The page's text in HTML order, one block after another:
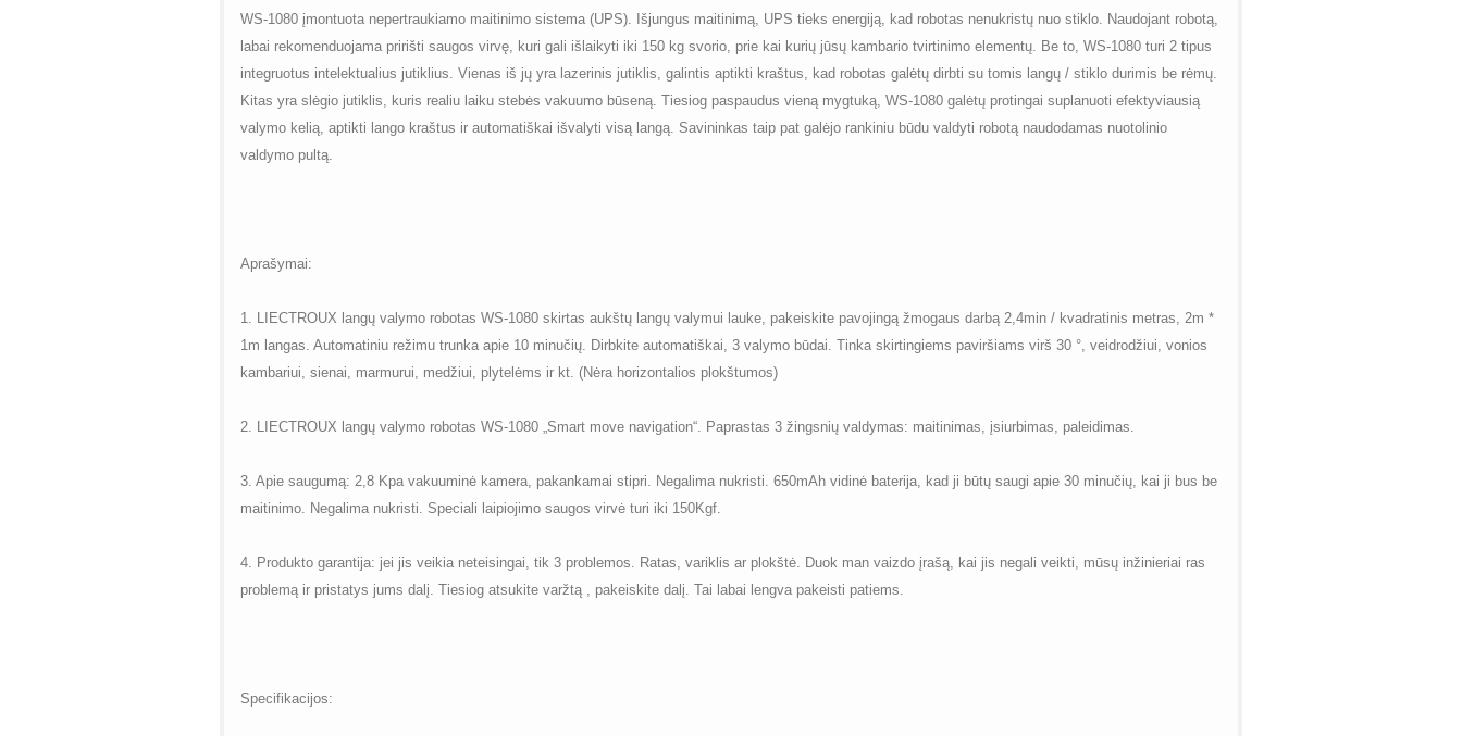
WS-1080 įmontuota nepertraukiamo maitinimo sistema (UPS). Išjungus maitinimą, UPS tieks energiją, kad robotas nenukristų nuo stiklo. Naudojant robotą,
labai rekomenduojama pririšti saugos virvę, kuri gali išlaikyti iki 150 kg svorio, prie kai kurių jūsų kambario tvirtinimo elementų. Be to, WS-1080 turi 2 tipus
integruotus intelektualius jutiklius. Vienas iš jų yra lazerinis jutiklis, galintis aptikti kraštus, kad robotas galėtų dirbti su tomis langų / stiklo durimis be rėmų.
Kitas yra slėgio jutiklis, kuris realiu laiku stebės vakuumo būseną. Tiesiog paspaudus vieną mygtuką, WS-1080 galėtų protingai suplanuoti efektyviausią
valymo kelią, aptikti lango kraštus ir automatiškai išvalyti visą langą. Savininkas taip pat galėjo rankiniu būdu valdyti robotą naudodamas nuotolinio
valdymo pultą.
Aprašymai:
1. LIECTROUX langų valymo robotas WS-1080 skirtas aukštų langų valymui lauke, pakeiskite pavojingą žmogaus darbą 2,4min / kvadratinis metras, 2m *
1m langas. Automatiniu režimu trunka apie 10 minučių. Dirbkite automatiškai, 3 valymo būdai. Tinka skirtingiems paviršiams virš 30 °, veidrodžiui, vonios
kambariui, sienai, marmurui, medžiui, plytelėms ir kt. (Nėra horizontalios plokštumos)
2. LIECTROUX langų valymo robotas WS-1080 „Smart move navigation“. Paprastas 3 žingsnių valdymas: maitinimas, įsiurbimas, paleidimas.
3. Apie saugumą: 2,8 Kpa vakuuminė kamera, pakankamai stipri. Negalima nukristi. 650mAh vidinė baterija, kad ji būtų saugi apie 30 minučių, kai ji bus be
maitinimo. Negalima nukristi. Speciali laipiojimo saugos virvė turi iki 150Kgf.
4. Produkto garantija: jei jis veikia neteisingai, tik 3 problemos. Ratas, variklis ar plokštė. Duok man vaizdo įrašą, kai jis negali veikti, mūsų inžinieriai ras
problemą ir pristatys jums dalį. Tiesiog atsukite varžtą , pakeiskite dalį. Tai labai lengva pakeisti patiems.
Specifikacijos: